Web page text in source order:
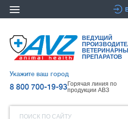
ВЕДУЩИЙ
ПРЕПАРАТОВ
Укажите ваш город
8 800 700-19-93Горячая линия по
продукции АВЗ
ПОИСК ПО САЙТУ